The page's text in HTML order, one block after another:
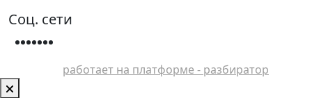
Соц. сети
работает на платформе - разбиратор